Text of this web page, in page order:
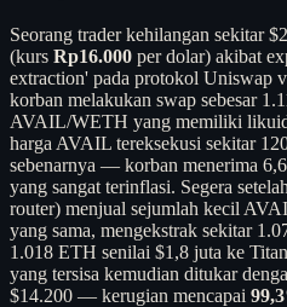
Seorang trader kehilangan sekitar
(kurs Rp16.000 per dolar) akibat
extraction' pada protokol Uniswap
korban melakukan swap sebesar
AVAIL/WETH yang memiliki
harga AVAIL tereksekusi sekitar
sebenarnya — korban menerima
yang sangat terinflasi. Segera
router) menjual sejumlah kecil
yang sama, mengekstrak sekitar
1.018 ETH senilai $1,8 juta ke
yang tersisa kemudian ditukar
$14.200 — kerugian mencapai